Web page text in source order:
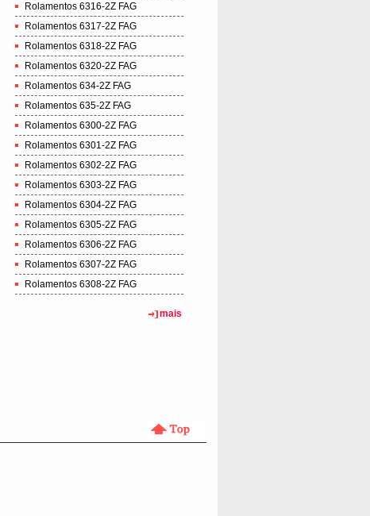
Rolamentos 6316-2Z FAG
Rolamentos 6317-2Z FAG
Rolamentos 6318-2Z FAG
Rolamentos 6320-2Z FAG
Rolamentos 634-2Z FAG
Rolamentos 635-2Z FAG
Rolamentos 6300-2Z FAG
Rolamentos 6301-2Z FAG
Rolamentos 6302-2Z FAG
Rolamentos 6303-2Z FAG
Rolamentos 6304-2Z FAG
Rolamentos 6305-2Z FAG
Rolamentos 6306-2Z FAG
Rolamentos 6307-2Z FAG
Rolamentos 6308-2Z FAG
mais